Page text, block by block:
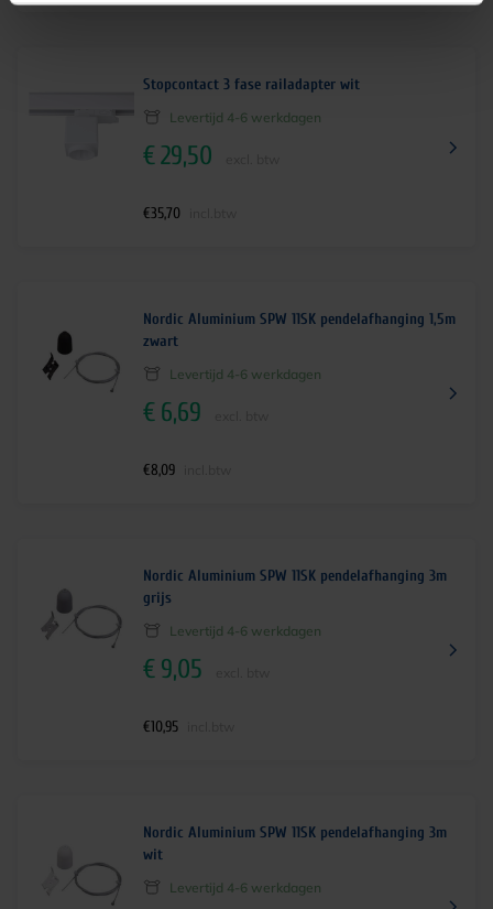
Stopcontact 3 fase railadapter wit
Levertijd 4-6 werkdagen
€29,50
€35,70
Nordic Aluminium SPW 11SK pendelafhanging 1,5m
zwart
Levertijd 4-6 werkdagen
€ 6,69
€8,09
Nordic Aluminium SPW 11SK pendelafhanging 3m
grijs
Levertijd 4-6 werkdagen
€ 9,05
€10,95
Nordic Aluminium SPW 11SK pendelafhanging 3m
wit
Levertijd 4-6 werkdagen